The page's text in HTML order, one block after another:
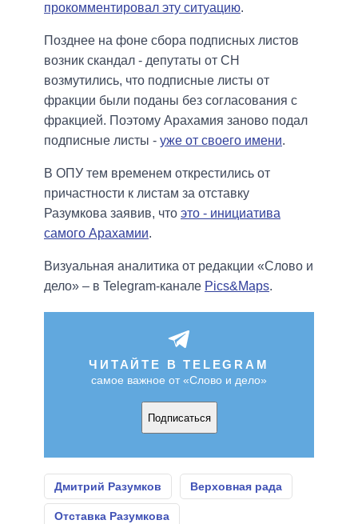
прокомментировал эту ситуацию.
Позднее на фоне сбора подписных листов
возник скандал - депутаты от СН
возмутились, что подписные листы от
фракции были поданы без согласования с
фракцией. Поэтому Арахамия заново подал
подписные листы - уже от своего имени.
В ОПУ тем временем открестились от
причастности к листам за отставку
Разумкова заявив, что это - инициатива
самого Арахамии.
Визуальная аналитика от редакции «Слово и
дело» – в Telegram-канале Pics&Maps.
ЧИТАЙТЕ В TELEGRAM
самое важное от «Слово и дело»
Подписаться
Дмитрий Разумков Верховная рада
Отставка Разумкова